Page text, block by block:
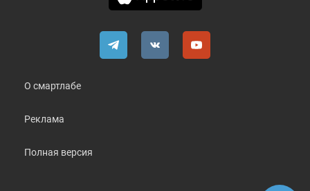
О смартлабе
Реклама
Полная версия